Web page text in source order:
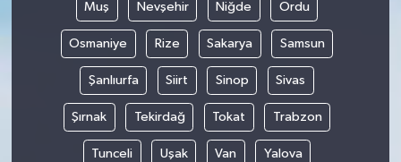
Muş Nevşehir Niğde Ordu
Osmaniye Rize Sakarya Samsun
Şanlıurfa Siirt Sinop Sivas
Şırnak Tekirdağ Tokat Trabzon
Tunceli Uşak Van Yalova